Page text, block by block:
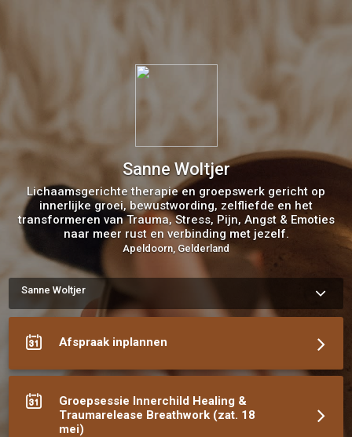
Sanne Woltjer
Lichaamsgerichte therapie en groepswerk gericht op
innerlijke groei, bewustwording, zelfliefde en het
transformeren van Trauma, Stress, Pijn, Angst & Emoties
naar meer rust en verbinding met jezelf.
Apeldoorn, Gelderland
Sanne Woltjer
Afspraak inplannen
Groepsessie Innerchild Healing &
Traumarelease Breathwork (zat. 18
mei)